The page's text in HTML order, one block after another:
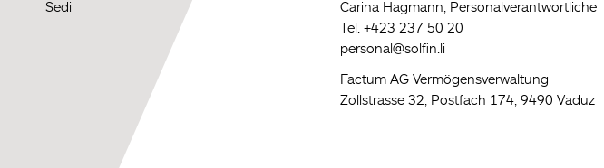
Sedi
Carina Hagmann, Personalverantwortliche
Tel. +423 237 50 20
personal@solfin.li
Factum AG Vermögensverwaltung
Zollstrasse 32, Postfach 174, 9490 Vaduz